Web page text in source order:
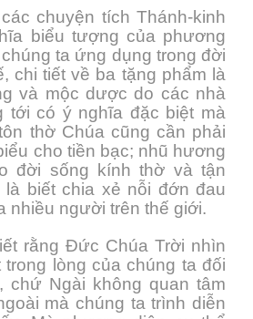
chuyện tích Thánh-kinh
biểu tượng của phương
ta ứng dụng trong đời
chi tiết về ba tặng phẩm là
và mộc dược do các nhà
tới có ý nghĩa đặc biệt mà
thờ Chúa cũng cần phải
cho tiền bạc; nhũ hương
đời sống kính thờ và tận
là biết chia xẻ nỗi đớn đau
nhiều người trên thế giới.
rằng Đức Chúa Trời nhìn
trong lòng của chúng ta đối
chứ Ngài không quan tâm
mà chúng ta trình diễn